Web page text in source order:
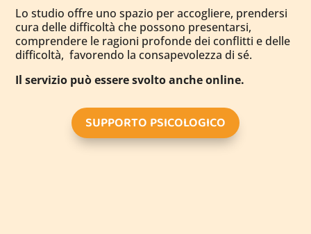
Lo studio offre uno spazio per accogliere, prendersi
cura delle difficoltà che possono presentarsi,
comprendere le ragioni profonde dei conflitti e delle
difficoltà, favorendo la consapevolezza di sé.
Il servizio può essere svolto anche online.
SUPPORTO PSICOLOGICO